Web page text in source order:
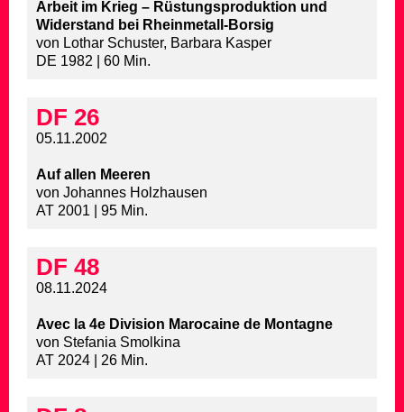
Arbeit im Krieg – Rüstungsproduktion und
Widerstand bei Rheinmetall-Borsig
von Lothar Schuster, Barbara Kasper
DE 1982 | 60 Min.
DF 26
05.11.2002
Auf allen Meeren
von Johannes Holzhausen
AT 2001 | 95 Min.
DF 48
08.11.2024
Avec la 4e Division Marocaine de Montagne
von Stefania Smolkina
AT 2024 | 26 Min.